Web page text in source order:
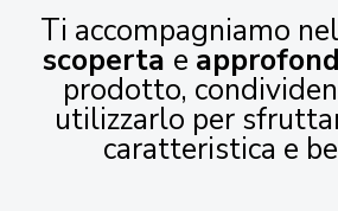
Ti accompagniamo
scoperta e
prodotto,
utilizzarlo per
caratteristica e